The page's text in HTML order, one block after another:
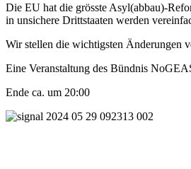
Die EU hat die grösste Asyl(abbau)-
in unsichere Drittstaaten werden
Wir stellen die wichtigsten Änderungen
Eine Veranstaltung des Bündnis
Ende ca. um 20:00